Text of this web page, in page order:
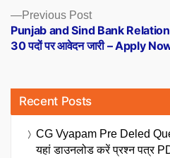
Previous PostPrevious
post:
Punjab and Sind Bank
30 पदों पर आवेदन जारी – Apply
Recent Posts
CG Vyapam Pre Deled
यहां डाउनलोड करें प्रश्न पत्र